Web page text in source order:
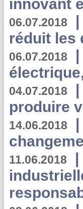
innovant
06.07.2018 |
réduit les
06.07.2018 |
04.07.2018 |
produire
14.06.2018 |
11.06.2018 |